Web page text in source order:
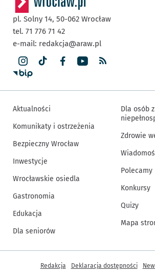
pl. Solny 14, 50-062 Wrocław
tel. 71 776 71 42
e-mail: redakcja@araw.pl
Aktualności
Komunikaty i ostrzeżenia
Bezpieczny Wrocław
Inwestycje
Wrocławskie osiedla
Gastronomia
Edukacja
Dla seniorów
Dla osób z
Zdrowie
Polecamy
Konkursy
Quizy
Mapa
Inne informacje
Redakcja Deklaracja dostępności